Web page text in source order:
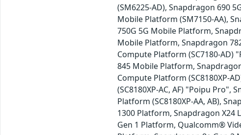
(SM6225-AD), Snapdragon 690
Mobile Platform (SM7150-AA),
750G 5G Mobile Platform,
Mobile Platform, Snapdragon
Compute Platform (SC7180-AD)
845 Mobile Platform,
Compute Platform (SC8180XP-
(SC8180XP-AC, AF) "Poipu Pro",
Platform (SC8180XP-AA, AB),
1300 Platform, Snapdragon X24
Gen 1 Platform, Qualcomm®